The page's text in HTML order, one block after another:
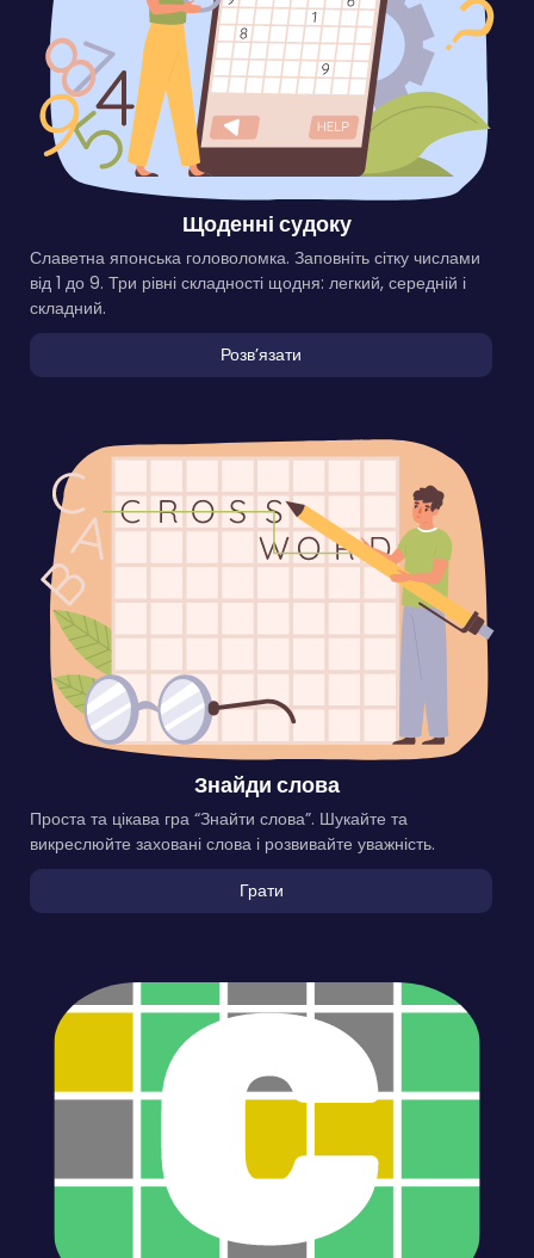
Щоденні судоку
Славетна японська головоломка. Заповніть сітку числами
від 1 до 9. Три рівні складності щодня: легкий, середній і
складний.
Розвʼязати
Знайди слова
Проста та цікава гра “Знайти слова”. Шукайте та
викреслюйте заховані слова і розвивайте уважність.
Грати